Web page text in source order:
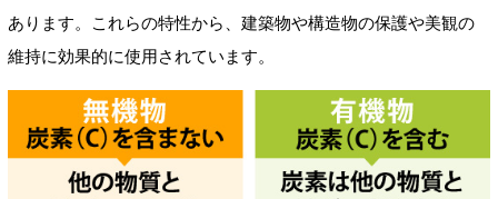
あります。これらの特性から、建築物や構造物の保護や美観の
維持に効果的に使用されています。